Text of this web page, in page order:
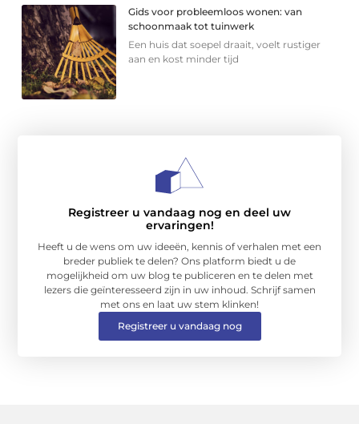
Gids voor probleemloos wonen: van
schoonmaak tot tuinwerk
Een huis dat soepel draait, voelt rustiger
aan en kost minder tijd
Registreer u vandaag nog en deel uw
ervaringen!
Heeft u de wens om uw ideeën, kennis of verhalen met een
breder publiek te delen? Ons platform biedt u de
mogelijkheid om uw blog te publiceren en te delen met
lezers die geïnteresseerd zijn in uw inhoud. Schrijf samen
met ons en laat uw stem klinken!
Registreer u vandaag nog